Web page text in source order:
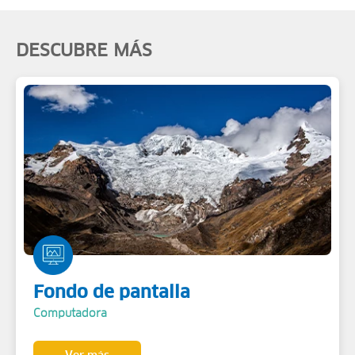
DESCUBRE MÁS
Fondo de pantalla
Computadora